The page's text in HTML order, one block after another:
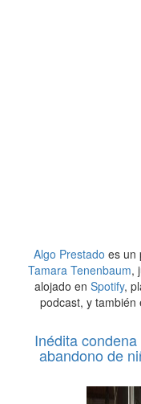
Algo Prestado es un
Tamara Tenenbaum,
alojado en Spotify,
podcast, y también
Inédita
abandono de